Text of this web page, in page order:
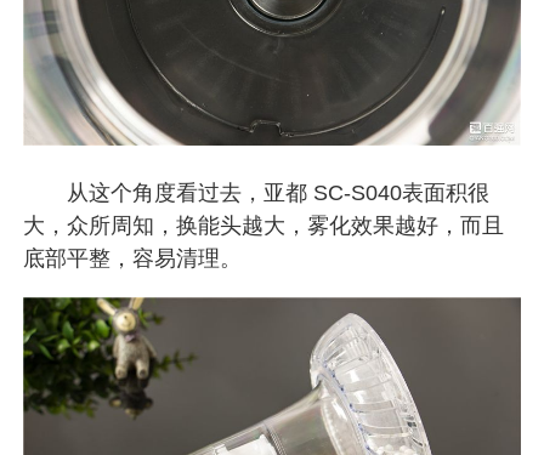
从这个角度看过去，亚都 SC-S040表面积很
大，众所周知，换能头越大，雾化效果越好，而且
底部平整，容易清理。